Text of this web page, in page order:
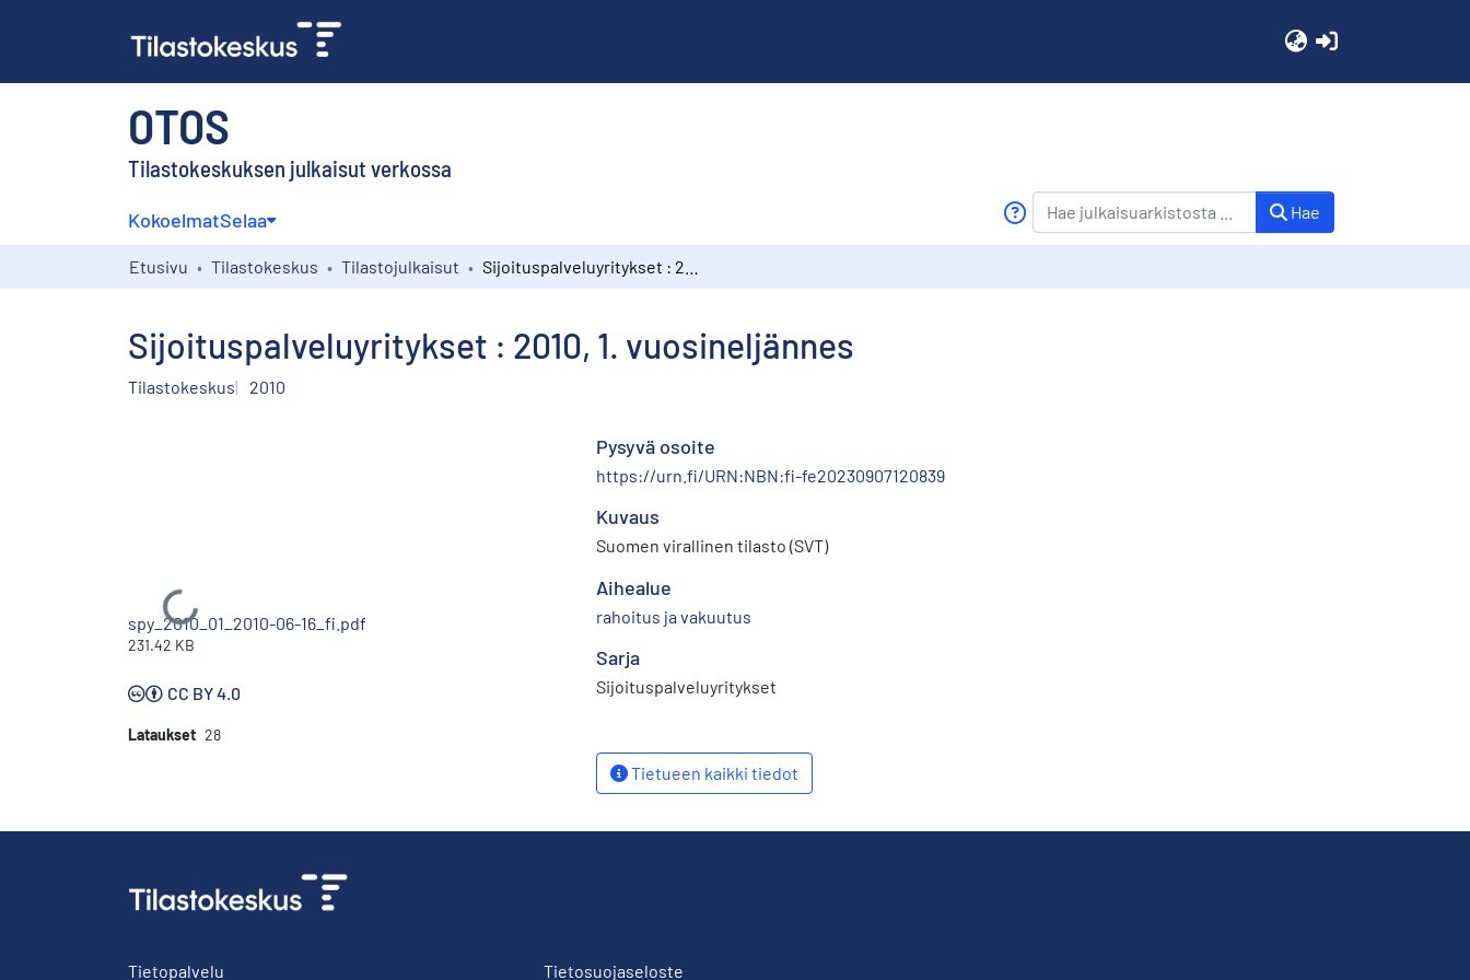
OTOS
Tilastokeskuksen julkaisut verkossa
KokoelmatSelaa Hae
Etusivu Tilastokeskus Tilastojulkaisut
Sijoituspalveluyritykset : 2010, 1. vuosineljännes
Tilastokeskus 2010
Ladataan...
spy_2010_01_2010-06-16_fi.pdf
231.42 KB
CC BY 4.0
Lataukset 28
Pysyvä osoite
https://urn.fi/URN:NBN:fi-fe20230907120839
Kuvaus
Suomen virallinen tilasto (SVT)
Aihealue
rahoitus ja vakuutus
Sarja
Sijoituspalveluyritykset
Tietueen kaikki tiedot
Tietopalvelu Tietosuojaseloste